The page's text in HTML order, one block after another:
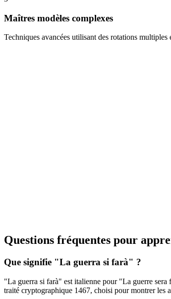
Maîtres modèles complexes
Techniques avancées utilisant des rotations
Questions fréquentes pour
Que signifie "La guerra si farà" ?
"La guerra si farà" est italienne pour "La guerre
traité cryptographique 1467, choisi pour montrer les